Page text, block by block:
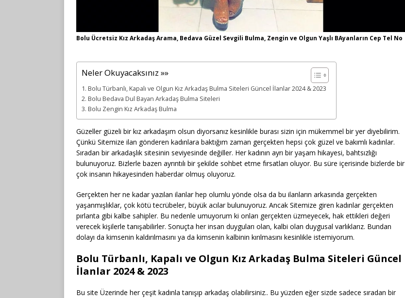
Bolu Ücretsiz Kız Arkadaş Arama, Bedava Güzel Sevgili Bulma, Zengin ve Olgun Yaşlı BAyanların Cep Tel No
Neler Okuyacaksınız »»
Bolu Türbanlı, Kapalı ve Olgun Kız Arkadaş Bulma Siteleri Güncel İlanlar 2024 & 2023
Bolu Bedava Dul Bayan Arkadaş Bulma Siteleri
Bolu Zengin Kız Arkadaş Bulma
Güzeller güzeli bir kız arkadaşım olsun diyorsanız kesinlikle burası sizin için mükemmel bir yer diyebilirim.
Çünkü Sitemize ilan gönderen kadınlara baktığım zaman gerçekten hepsi çok güzel ve bakımlı kadınlar.
Sıradan bir arkadaşlık sitesinin seviyesinde değiller. Her kadının ayrı bir yaşam hikayesi, bahtsızlığı
bulunuyoruz. Bizlerle bazen ayrıntılı bir şekilde sohbet etme fırsatları oluyor. Bu süre içerisinde bizlerde bir
çok insanın hikayesinden haberdar olmuş oluyoruz.
Gerçekten her ne kadar yazılan ilanlar hep olumlu yönde olsa da bu ilanların arkasında gerçekten
yaşanmışlıklar, çok kötü tecrübeler, büyük acılar bulunuyoruz. Ancak Sitemize giren kadınlar gerçekten
pırlanta gibi kalbe sahipler. Bu nedenle umuyorum ki onları gerçekten üzmeyecek, hak ettikleri değeri
verecek kişilerle tanışabilirler. Sonuçta her insan duyguları olan, kalbi olan duygusal varlıklarız. Bundan
dolayı da kimsenin kaldırılmasını ya da kimsenin kalbinin kırılmasını kesinlikle istemiyorum.
Bolu Türbanlı, Kapalı ve Olgun Kız Arkadaş Bulma Siteleri Güncel
İlanlar 2024 & 2023
Bu site Üzerinde her çeşit kadınla tanışıp arkadaş olabilirsiniz.. Bu yüzden eğer sizde sadece sıradan bir